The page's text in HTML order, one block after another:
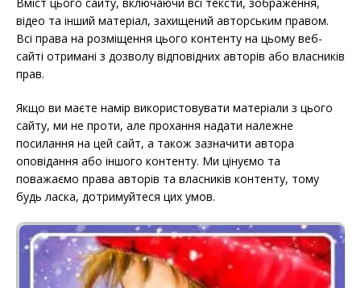
відео та інший матеріал, захищений авторським правом.
Всі права на розміщення цього контенту на цьому веб-
сайті отримані з дозволу відповідних авторів або власників
прав.
Якщо ви маєте намір використовувати матеріали з цього
сайту, ми не проти, але прохання надати належне
посилання на цей сайт, а також зазначити автора
оповідання або іншого контенту. Ми цінуємо та
поважаємо права авторів та власників контенту, тому
будь ласка, дотримуйтеся цих умов.